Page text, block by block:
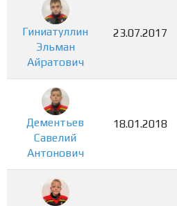
Гиниатуллин
Эльман
Айратович
23.07.2017
Дементьев
Савелий
Антонович
18.01.2018